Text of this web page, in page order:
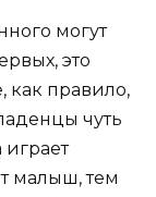
могут
это
как правило,
чуть
играет
малыш, тем